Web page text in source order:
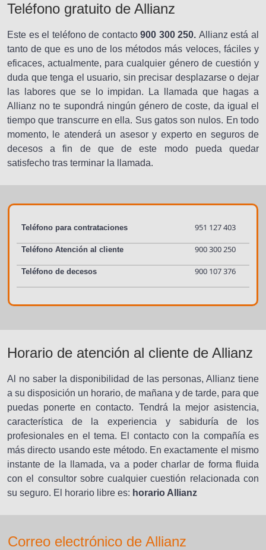
Teléfono gratuito de Allianz
Este es el teléfono de contacto900 300 250. Allianz está al
tanto de que es uno de los métodos más veloces, fáciles y
eficaces, actualmente, para cualquier género de cuestión y
duda que tenga el usuario, sin precisar desplazarse o dejar
las labores que se lo impidan. La llamada que hagas a
Allianz no te supondrá ningún género de coste, da igual el
tiempo que transcurre en ella. Sus gatos son nulos. En todo
momento, le atenderá un asesor y experto en seguros de
decesos a fin de que de este modo pueda quedar
satisfecho tras terminar la llamada.
Teléfono para contrataciones 951 127 403
Teléfono Atención al cliente 900 300 250
Teléfono de decesos 900 107 376
Horario de atención al cliente de Allianz
Al no saber la disponibilidad de las personas, Allianz tiene
a su disposición un horario, de mañana y de tarde, para que
puedas ponerte en contacto. Tendrá la mejor asistencia,
característica de la experiencia y sabiduría de los
profesionales en el tema. El contacto con la compañía es
más directo usando este método. En exactamente el mismo
instante de la llamada, va a poder charlar de forma fluida
con el consultor sobre cualquier cuestión relacionada con
su seguro. El horario libre es: horario Allianz
Correo electrónico de Allianz